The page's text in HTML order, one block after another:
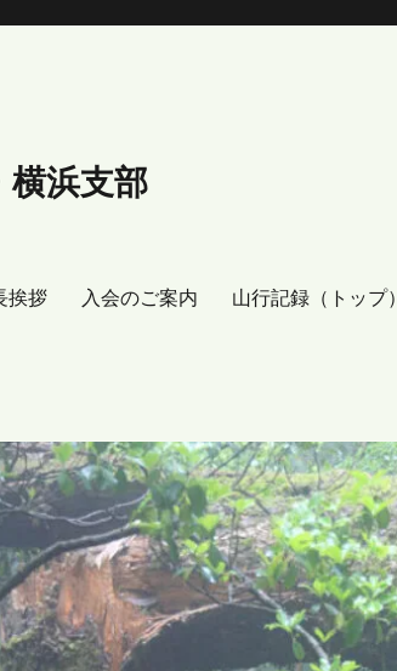
浜支部
挨拶 入会のご案内 山行記録（トップ）